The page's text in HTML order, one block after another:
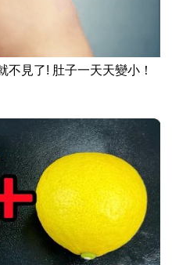
不見了! 肚子一天天變小！